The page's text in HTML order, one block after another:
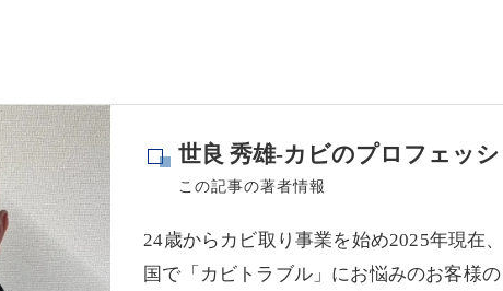
世良 秀雄-カビのプロフェッ
この記事の著者情報
24歳からカビ取り事業を始め2025年現在
国で「カビトラブル」にお悩みのお客様